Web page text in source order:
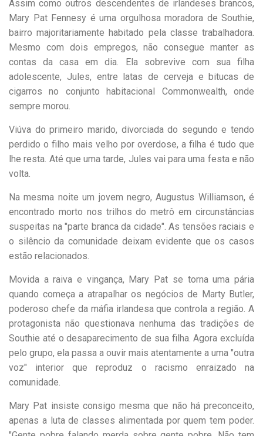
Assim como outros descendentes de irlandeses brancos,
Mary Pat Fennesy é uma orgulhosa moradora de Southie,
bairro majoritariamente habitado pela classe trabalhadora.
Mesmo com dois empregos, não consegue manter as
contas da casa em dia. Ela sobrevive com sua filha
adolescente, Jules, entre latas de cerveja e bitucas de
cigarros no conjunto habitacional Commonwealth, onde
sempre morou.
Viúva do primeiro marido, divorciada do segundo e tendo
perdido o filho mais velho por overdose, a filha é tudo que
lhe resta. Até que uma tarde, Jules vai para uma festa e não
volta.
Na mesma noite um jovem negro, Augustus Williamson, é
encontrado morto nos trilhos do metrô em circunstâncias
suspeitas na "parte branca da cidade". As tensões raciais e
o silêncio da comunidade deixam evidente que os casos
estão relacionados.
Movida a raiva e vingança, Mary Pat se torna uma pária
quando começa a atrapalhar os negócios de Marty Butler,
poderoso chefe da máfia irlandesa que controla a região. A
protagonista não questionava nenhuma das tradições de
Southie até o desaparecimento de sua filha. Agora excluída
pelo grupo, ela passa a ouvir mais atentamente a uma "outra
voz" interior que reproduz o racismo enraizado na
comunidade.
Mary Pat insiste consigo mesma que não há preconceito,
apenas a luta de classes alimentada por quem tem poder.